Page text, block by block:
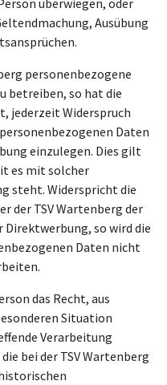
Ausübung
personenbezogene
betreiben, so hat die
jederzeit Widerspruch
Daten
einzulegen. Dies gilt
es mit solcher
steht. Widerspricht die
der TSV Wartenberg der
Direktwerbung, so wird die
Daten nicht
das Recht, aus
Situation
Verarbeitung
bei der TSV Wartenberg